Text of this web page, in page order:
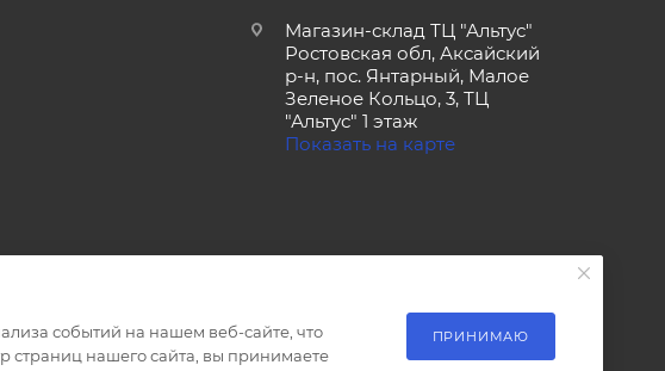
Магазин-склад ТЦ "Альтус"
Ростовская обл, Аксайский
р-н, пос. Янтарный, Малое
Зеленое Кольцо, 3, ТЦ
"Альтус" 1 этаж
Показать на карте
событий на нашем веб-сайте, что
страниц нашего сайта, вы принимаете
ПРИНИМАЮ